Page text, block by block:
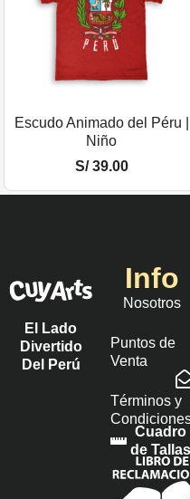
Escudo Animado del Péru |
Niño
S/39.00
El Lado
Divertido
Del Perú
Info
Nosotros
Puntos de
Venta
Términos y
Cuadro
de Tallas